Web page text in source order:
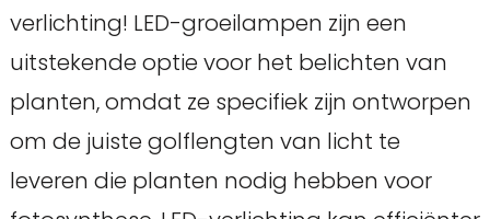
verlichting! LED-groeilampen zijn een
uitstekende optie voor het belichten van
planten, omdat ze specifiek zijn ontworpen
om de juiste golflengten van licht te
leveren die planten nodig hebben voor